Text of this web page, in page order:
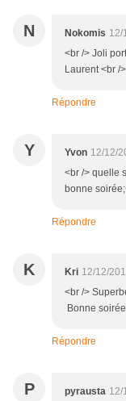
N Nokomis 12/
<br /> Joli
Laurent <br />
Répondre
Y Yvon 12/12/
<br /> quelle
bonne
Répondre
K Kri 12/12/
<br />
Bonne
Répondre
P pyrausta 12/